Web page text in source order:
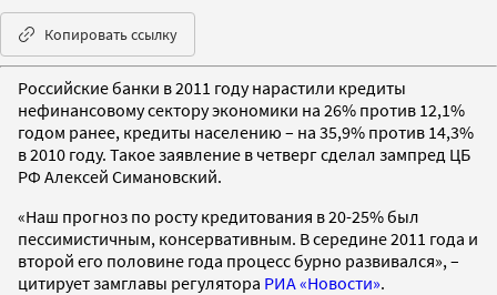
Копировать ссылку
Российские банки в 2011 году нарастили кредиты
нефинансовому сектору экономики на 26% против 12,1%
годом ранее, кредиты населению – на 35,9% против 14,3%
в 2010 году. Такое заявление в четверг сделал зампред ЦБ
РФ Алексей Симановский.
«Наш прогноз по росту кредитования в 20-25% был
пессимистичным, консервативным. В середине 2011 года и
второй его половине года процесс бурно развивался», –
цитирует замглавы регулятора РИА «Новости».